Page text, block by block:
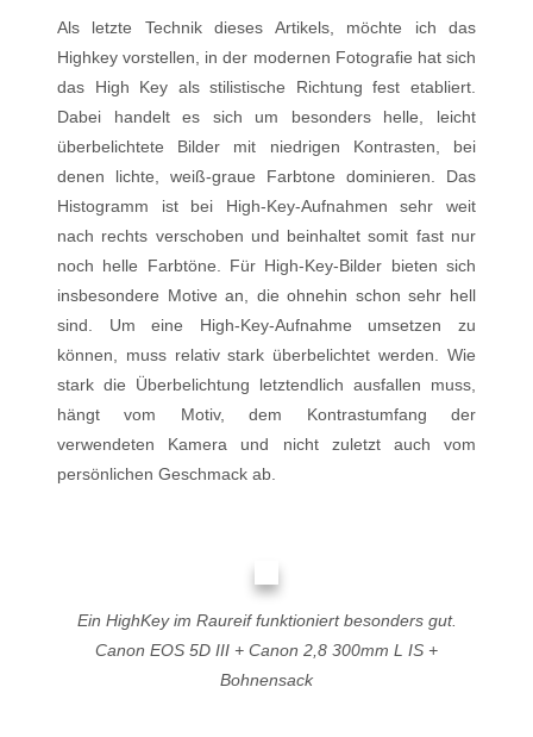
Als letzte Technik dieses Artikels, möchte ich das
Highkey vorstellen, in der modernen Fotografie hat sich
das High Key als stilistische Richtung fest etabliert.
Dabei handelt es sich um besonders helle, leicht
überbelichtete Bilder mit niedrigen Kontrasten, bei
denen lichte, weiß-graue Farbtone dominieren. Das
Histogramm ist bei High-Key-Aufnahmen sehr weit
nach rechts verschoben und beinhaltet somit fast nur
noch helle Farbtöne. Für High-Key-Bilder bieten sich
insbesondere Motive an, die ohnehin schon sehr hell
sind. Um eine High-Key-Aufnahme umsetzen zu
können, muss relativ stark überbelichtet werden. Wie
stark die Überbelichtung letztendlich ausfallen muss,
hängt vom Motiv, dem Kontrastumfang der
verwendeten Kamera und nicht zuletzt auch vom
persönlichen Geschmack ab.
Ein HighKey im Raureif funktioniert besonders gut.
Canon EOS 5D III + Canon 2,8 300mm L IS +
Bohnensack